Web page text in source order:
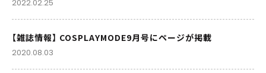
2022.02.25
【雑誌情報】 COSPLAYMODE9月号にページが掲載
2020.08.03